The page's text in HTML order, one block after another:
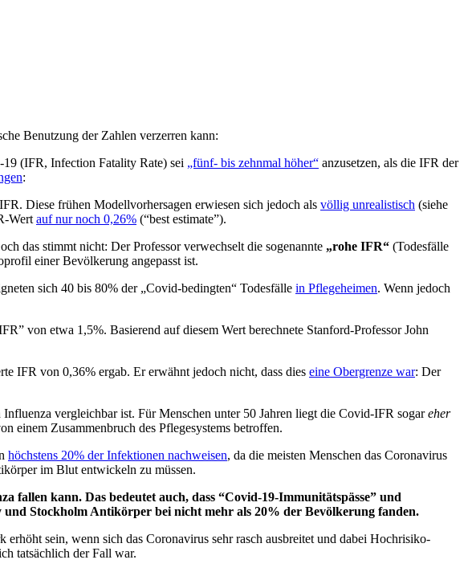
Benutzung der Zahlen verzerren kann:
(IFR, Infection Fatality Rate) sei „fünf- bis zehnmal höher“ anzusetzen, als die IFR der
:
Diese frühen Modellvorhersagen erwiesen sich jedoch als völlig unrealistisch (siehe
Wert auf nur noch 0,26% (“best estimate”).
das stimmt nicht: Der Professor verwechselt die sogenannte „rohe IFR“ (Todesfälle
einer Bevölkerung angepasst ist.
sich 40 bis 80% der „Covid-bedingten“ Todesfälle in Pflegeheimen. Wenn jedoch
von etwa 1,5%. Basierend auf diesem Wert berechnete Stanford-Professor John
IFR von 0,36% ergab. Er erwähnt jedoch nicht, dass dies eine Obergrenze war: Der
Influenza vergleichbar ist. Für Menschen unter 50 Jahren liegt die Covid-IFR sogareher
einem Zusammenbruch des Pflegesystems betroffen.
höchstens 20% der Infektionen nachweisen, da die meisten Menschen das Coronavirus
im Blut entwickeln zu müssen.
fallen kann. Das bedeutet auch, dass “Covid-19-Immunitätspässe” und
Stockholm Antikörper bei nicht mehr als 20% der Bevölkerung fanden.
erhöht sein, wenn sich das Coronavirus sehr rasch ausbreitet und dabei Hoch­risiko­
tatsächlich der Fall war.